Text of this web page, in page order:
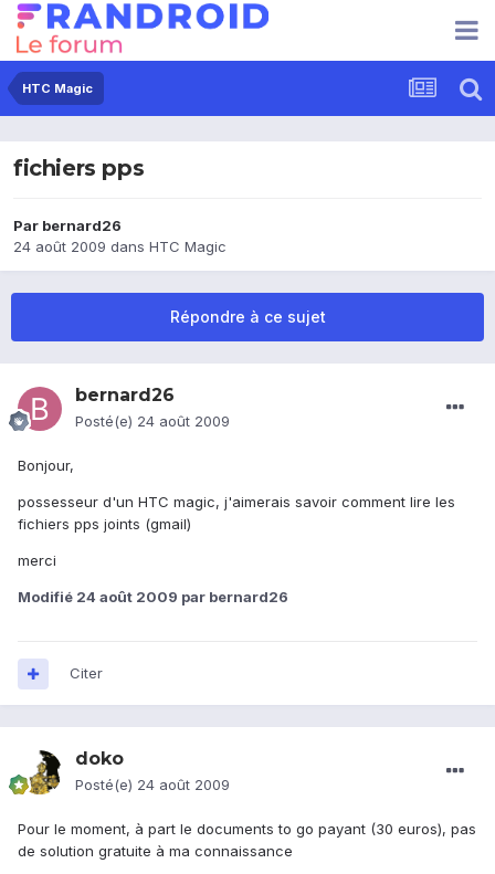
HTC Magic
fichiers pps
Par bernard26
24 août 2009 dans HTC Magic
Répondre à ce sujet
bernard26
Posté(e) 24 août 2009
Bonjour,
possesseur d'un HTC magic, j'aimerais savoir comment lire les
fichiers pps joints (gmail)
merci
Modifié 24 août 2009 par bernard26
Citer
doko
Posté(e) 24 août 2009
Pour le moment, à part le documents to go payant (30 euros), pas
de solution gratuite à ma connaissance